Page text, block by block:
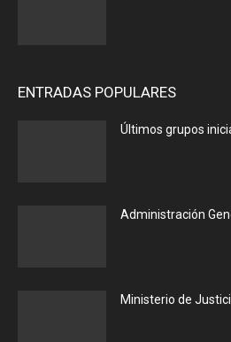
ENTRADAS POPULARES
Últimos grupos
Administración
Ministerio de